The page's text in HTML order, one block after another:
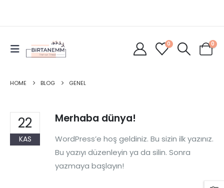
0 0
HOME BLOG GENEL
22
KAS
Merhaba dünya!
WordPress’e hoş geldiniz. Bu sizin ilk yazınız.
Bu yazıyı düzenleyin ya da silin. Sonra
yazmaya başlayın!